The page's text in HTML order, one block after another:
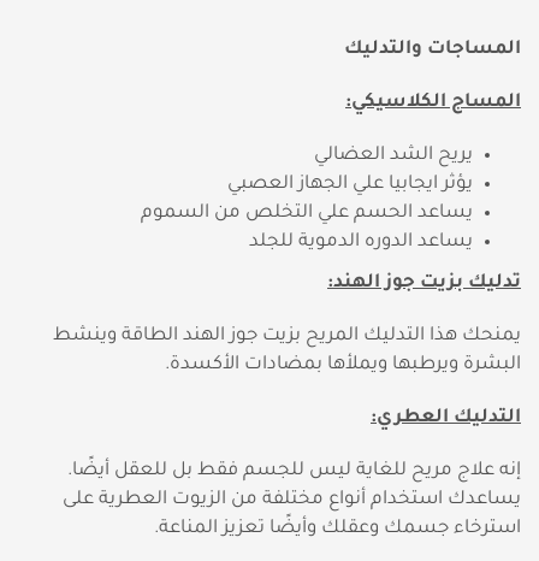
المساجات والتدليك
المساج الكلاسيكي:
يريح الشد العضالي
يؤثر ايجابيا علي الجهاز العصبي
يساعد الحسم علي التخلص من السموم
يساعد الدوره الدموية للجلد
تدليك بزيت جوز الهند:
يمنحك هذا التدليك المريح بزيت جوز الهند الطاقة وينشط
البشرة ويرطبها ويملأها بمضادات الأكسدة.
التدليك العطري:
إنه علاج مريح للغاية ليس للجسم فقط بل للعقل أيضًا.
يساعدك استخدام أنواع مختلفة من الزيوت العطرية على
استرخاء جسمك وعقلك وأيضًا تعزيز المناعة.